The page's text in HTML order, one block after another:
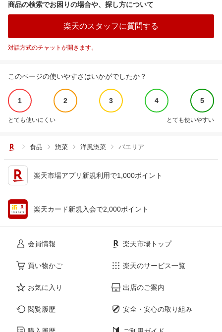
商品の検索でお困りの場合や、探し方について
楽天のスタッフに質問する
対話方式のチャットが開きます。
このページの使いやすさはいかがでしたか？
1 2 3 4 5
とても使いにくい とても使いやすい
食品 惣菜 洋風惣菜 パエリア
楽天市場アプリ新規利用で1,000ポイント
楽天カード新規入会で2,000ポイント
会員情報
買い物かご
お気に入り
閲覧履歴
楽天市場トップ
楽天のサービス一覧
出店のご案内
安全・安心の取り組み